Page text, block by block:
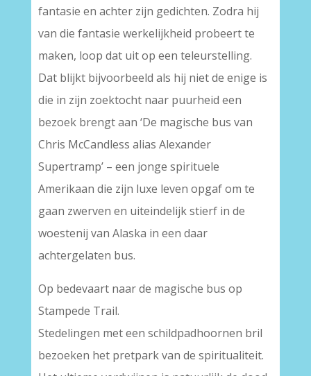
fantasie en achter zijn gedichten. Zodra hij
van die fantasie werkelijkheid probeert te
maken, loop dat uit op een teleurstelling.
Dat blijkt bijvoorbeeld als hij niet de enige is
die in zijn zoektocht naar puurheid een
bezoek brengt aan ‘De magische bus van
Chris McCandless alias Alexander
Supertramp’ – een jonge spirituele
Amerikaan die zijn luxe leven opgaf om te
gaan zwerven en uiteindelijk stierf in de
woestenij van Alaska in een daar
achtergelaten bus.
Op bedevaart naar de magische bus op
Stampede Trail.
Stedelingen met een schildpadhoornen bril
bezoeken het pretpark van de spiritualiteit.